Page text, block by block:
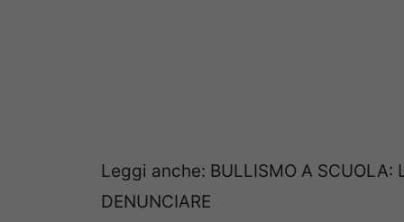
Leggi anche: BULLISMO A SCUOLA:
DENUNCIARE